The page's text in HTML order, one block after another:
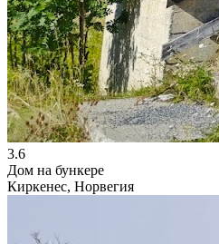
3.6
Дом на бункере
Киркенес, Норвегия